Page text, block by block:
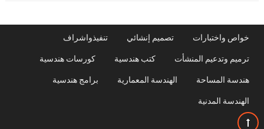
خواص واختبارات تصميم إنشائي تنفيذواشراف
ترميم وتدعيم المنشأت كتب هندسية كورسات هندسية
هندسة المساحة الهندسة المعمارية برامج هندسية
الهندسة المدنية